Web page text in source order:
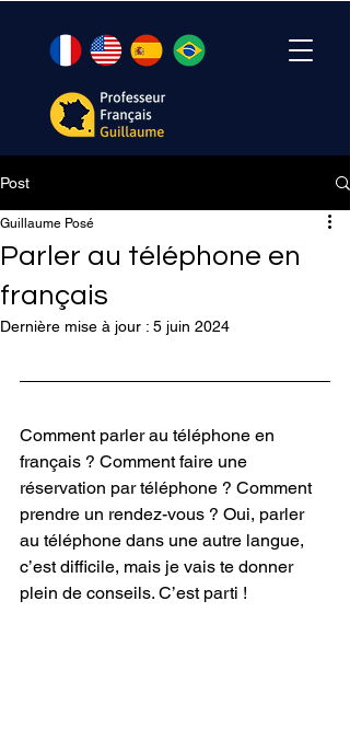
Post
Parler au téléphone en
français
Guillaume Posé
Dernière mise à jour : 5 juin 2024
Comment parler au téléphone en
français ? Comment faire une
réservation par téléphone ? Comment
prendre un rendez-vous ? Oui, parler
au téléphone dans une autre langue,
c’est difficile, mais je vais te donner
plein de conseils. C’est parti !